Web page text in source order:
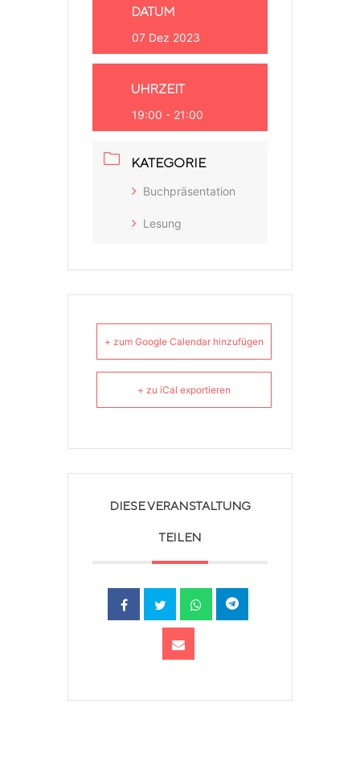
DATUM
07 Dez 2023
UHRZEIT
19:00 - 21:00
KATEGORIE
Buchpräsentation
Lesung
+ zum Google Calendar hinzufügen
+ zu iCal exportieren
DIESE VERANSTALTUNG
TEILEN